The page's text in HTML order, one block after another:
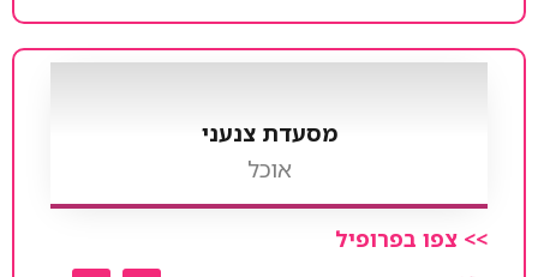
מסעדת צנעני
אוכל
>> צפו בפרופיל